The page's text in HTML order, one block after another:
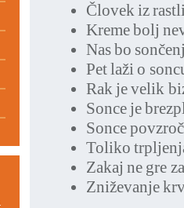
Človek iz
Kreme bolj
Nas bo
Pet laži o
Rak je velik
Sonce je
Sonce
Toliko
Zakaj ne gre
Zniževanje